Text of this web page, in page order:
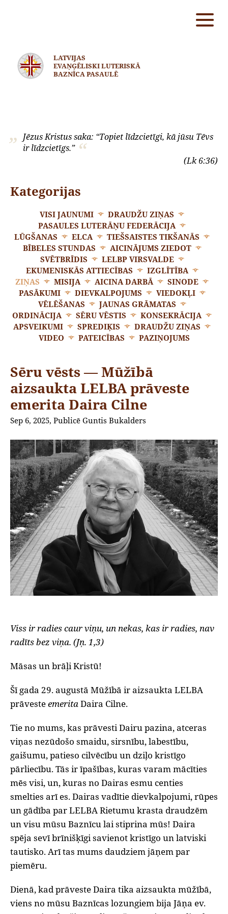
LATVIJAS
EVAŅĢĒLISKI LUTERISKĀ
BAZNĪCA PASAULĒ
Jēzus Kristus saka: “Topiet līdzcietīgi, kā jūsu Tēvs
ir līdzcietīgs.”
(Lk 6:36)
Kategorijas
VISI JAUNUMI
DRAUDŽU ZIŅAS
PASAULES LUTERĀŅU FEDERĀCIJA
LŪGŠANAS
ELCA
TIEŠSAISTES TIKŠANĀS
BĪBELES STUNDAS
AICINĀJUMS ZIEDOT
SVĒTBRĪDIS
LELBP VIRSVALDE
EKUMENISKĀS ATTIECĪBAS
IZGLĪTĪBA
ZIŅAS
MISIJA AICINA DARBĀ
SINODE
PASĀKUMI
DIEVKALPOJUMS
VIEDOKĻI
VĒLĒŠANAS
JAUNAS GRĀMATAS
ORDINĀCIJA
SĒRU VĒSTIS
KONSEKRĀCIJA
APSVEIKUMI
SPREDIĶIS
DRAUDŽU ZIŅAS
VIDEO
PATEICĪBAS PAZIŅOJUMS
Sēru vēsts — Mūžībā
aizsaukta LELBA prāveste
emerita Daira Cilne
Sep 6, 2025, Publicē Guntis Bukalders
Viss ir radies caur viņu, un nekas, kas ir radies, nav
radīts bez viņa. (Jņ. 1,3)
Māsas un brāļi Kristū!
Šī gada 29. augustā Mūžībā ir aizsaukta LELBA
prāvesteemeritaDaira Cilne.
Tie no mums, kas prāvesti Dairu pazina, atceras
viņas nezūdošo smaidu, sirsnību, labestību,
gaišumu, patieso cilvēcību un dziļo kristīgo
pārliecību. Tās ir īpašības, kuras varam mācīties
mēs visi, un, kuras no Dairas esmu centies
smelties arī es. Dairas vadītie dievkalpojumi, rūpes
un gādība par LELBA Rietumu krasta draudzēm
un visu mūsu Baznīcu lai stiprina mūs! Daira
spēja sevī brīnišķīgi savienot kristīgo un latviski
tautisko. Arī tas mums daudziem jāņem par
piemēru.
Dienā, kad prāveste Daira tika aizsaukta mūžībā,
viens no mūsu Baznīcas lozungiem bija Jāņa ev.